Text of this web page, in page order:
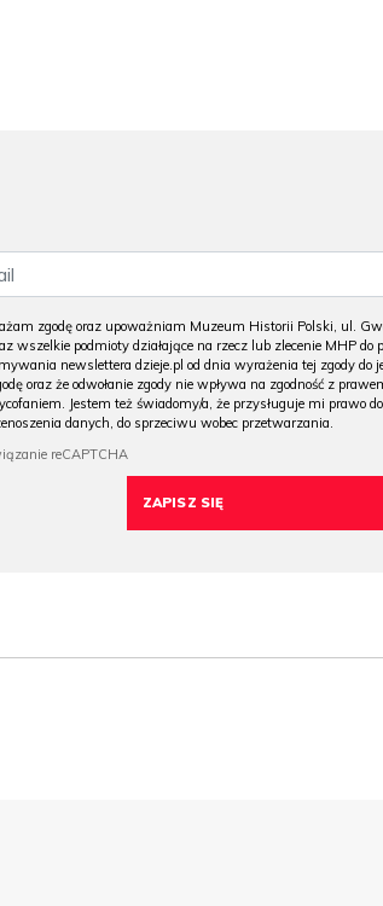
zgodę oraz upoważniam Muzeum Historii Polski, ul.
wszelkie podmioty działające na rzecz lub zlecenie MHP
newslettera dzieje.pl od dnia wyrażenia tej zgody
oraz że odwołanie zgody nie wpływa na zgodność z
Jestem też świadomy/a, że przysługuje mi prawo
danych, do sprzeciwu wobec przetwarzania.